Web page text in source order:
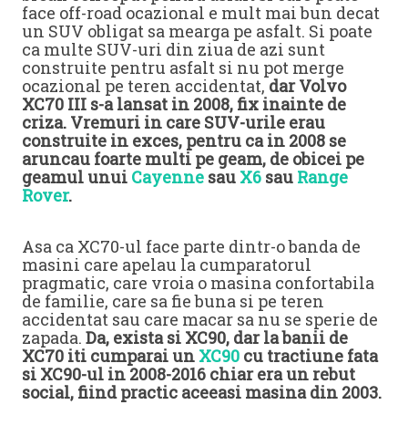
face off-road ocazional e mult mai bun decat
un SUV obligat sa mearga pe asfalt. Si poate
ca multe SUV-uri din ziua de azi sunt
construite pentru asfalt si nu pot merge
ocazional pe teren accidentat, dar Volvo
XC70 III s-a lansat in 2008, fix inainte de
criza. Vremuri in care SUV-urile erau
construite in exces, pentru ca in 2008 se
aruncau foarte multi pe geam, de obicei pe
geamul unui Cayenne sau X6 sau Range
Rover.
Asa ca XC70-ul face parte dintr-o banda de
masini care apelau la cumparatorul
pragmatic, care vroia o masina confortabila
de familie, care sa fie buna si pe teren
accidentat sau care macar sa nu se sperie de
zapada. Da, exista si XC90, dar la banii de
XC70 iti cumparai un XC90 cu tractiune fata
si XC90-ul in 2008-2016 chiar era un rebut
social, fiind practic aceeasi masina din 2003.